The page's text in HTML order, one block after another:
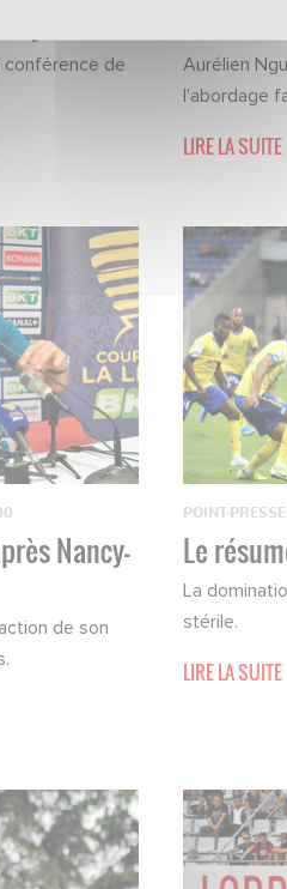
conférence de
Aurélien
l'abordage
LIRE LA SUITE
Nancy-
de son
POINT-PRESSE
Le
La
stérile.
LIRE LA SUITE